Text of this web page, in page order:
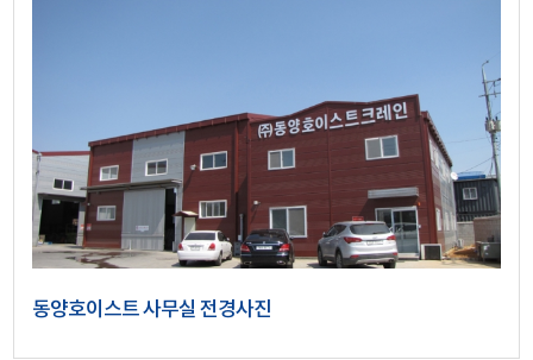
동양호이스트 사무실 전경사진